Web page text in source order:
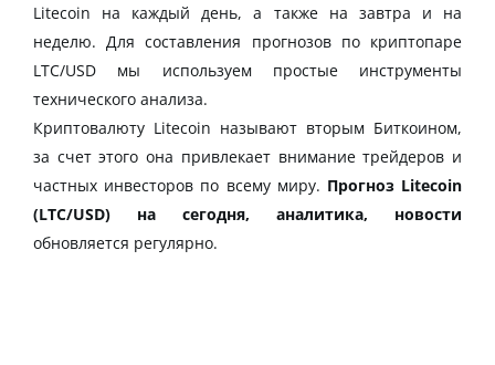
Litecoin на каждый день, а также на завтра и на
неделю. Для составления прогнозов по криптопаре
LTC/USD мы используем простые инструменты
технического анализа.
Криптовалюту Litecoin называют вторым Биткоином,
за счет этого она привлекает внимание трейдеров и
частных инвесторов по всему миру. Прогноз Litecoin
(LTC/USD) на сегодня, аналитика, новости
обновляется регулярно.